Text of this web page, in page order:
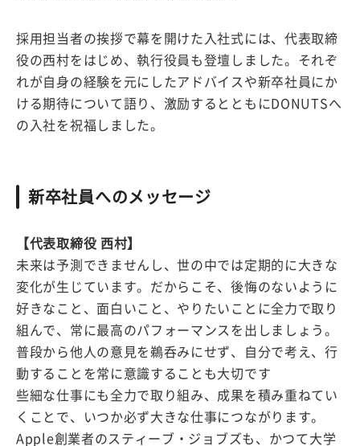
採用担当者の挨拶で幕を開けた入社式には、代表取締
役の西村をはじめ、執行役員も登壇しました。それぞ
れが自身の経験を元にしたアドバイスや新卒社員にか
ける期待について語り、激励するとともにDONUTSへ
の入社を祝福しました。
新卒社員へのメッセージ
【代表取締役 西村】
未来は予測できませんし、世の中では定期的に大きな
変化が生じています。だからこそ、後悔のないように
好きなこと、面白いこと、やりたいことに全力で取り
組んで、常に最高のパフォーマンスを出しましょう。
普段から他人の意見を鵜呑みにせず、自分で考え、行
動することを常に意識することも大切です
些細な仕事にも全力で取り組み、成果を積み重ねてい
くことで、いつか必ず大きな仕事につながります。
Apple創業者のスティーブ・ジョブズも、かつて大学